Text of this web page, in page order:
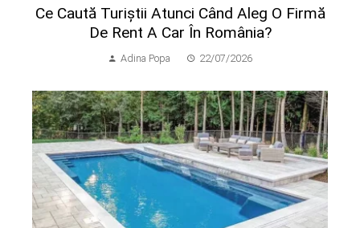
Ce Caută Turiștii Atunci Când Aleg O Firmă
De Rent A Car În România?
Adina Popa 22/07/2026